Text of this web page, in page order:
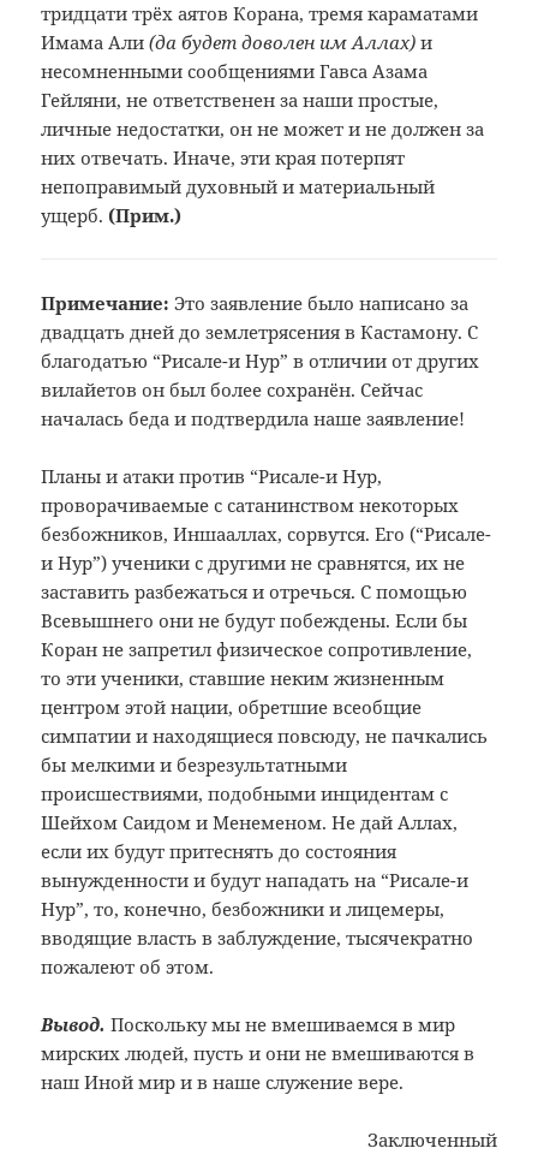
тридцати трёх аятов Корана, тремя караматами
Имама Али(да будет доволен им Аллах) и
несомненными сообщениями Гавса Азама
Гейляни, не ответственен за наши простые,
личные недостатки, он не может и не должен за
них отвечать. Иначе, эти края потерпят
непоправимый духовный и материальный
ущерб. (Прим.)
Примечание: Это заявление было написано за
двадцатьдней до землетрясения в Кастамону. С
благодатью “Рисале-и Нур” в отличииот других
вилайетов он был болеесохранён. Сейчас
началась беда иподтвердила наше заявление!
Планы и атаки против “Рисале-и Нур,
проворачиваемые с сатанинством некоторых
безбожников, Иншааллах, сорвутся. Его (“Рисале-
и Нур”) ученики с другими не сравнятся, их не
заставить разбежаться и отречься. С помощью
Всевышнего они не будут побеждены. Если бы
Коран не запретил физическое сопротивление,
то эти ученики, ставшие неким жизненным
центром этой нации, обретшие всеобщие
симпатии и находящиеся повсюду, не пачкались
бы мелкими и безрезультатными
происшествиями, подобными инцидентам с
Шейхом Саидом и Менеменом. Не дай Аллах,
если их будут притеснять до состояния
вынужденности и будут нападать на “Рисале-и
Нур”, то, конечно, безбожники и лицемеры,
вводящие власть в заблуждение, тысячекратно
пожалеют об этом.
Вывод. Поскольку мы не вмешиваемся в мир
мирских людей, пусть и они не вмешиваются в
наш Иной мир и в наше служение вере.
Заключенный